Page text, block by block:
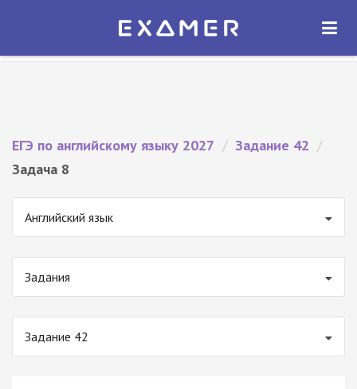
Экзамер — ЕГЭ 2027
ОТКРЫТЬ
ЕГЭ по английскому языку 2027 / Задание 42 /
Задача 8
Английский язык
Задания
Задание 42